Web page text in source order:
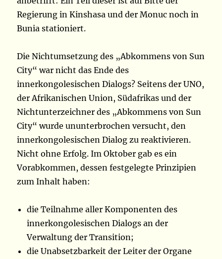
Regierung in Kinshasa und der Monuc noch in
Bunia stationiert.
Die Nichtumsetzung des „Abkommens von Sun
City“ war nicht das Ende des
innerkongolesischen Dialogs? Seitens der UNO,
der Afrikanischen Union, Südafrikas und der
Nichtunterzeichner des „Abkommens von Sun
City“ wurde ununterbrochen versucht, den
innerkongolesischen Dialog zu reaktivieren.
Nicht ohne Erfolg. Im Oktober gab es ein
Vorabkommen, dessen festgelegte Prinzipien
zum Inhalt haben:
die Teilnahme aller Komponenten des
innerkongolesischen Dialogs an der
Verwaltung der Transition;
die Unabsetzbarkeit der Leiter der Organe